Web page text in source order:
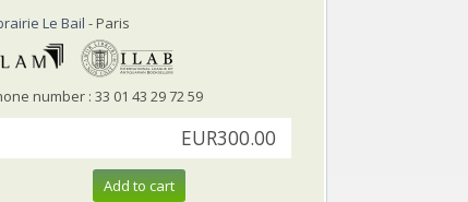
Le Bail - Paris
number : 33 01 43 29 72 59
EUR300.00
Add to cart